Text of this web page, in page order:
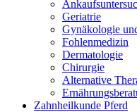
Geriatrie
Gynäkologie
Fohlenmedizin
Dermatologie
Chirurgie
Alternative
Zahnheilkunde Pferd